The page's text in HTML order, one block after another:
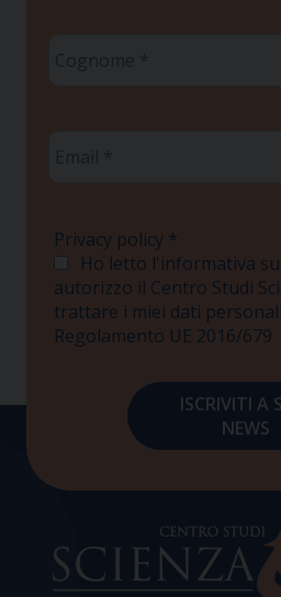
Privacy policy *
Ho letto l'informativa
autorizzo il Centro Studi
trattare i miei dati
Regolamento UE 2016/679